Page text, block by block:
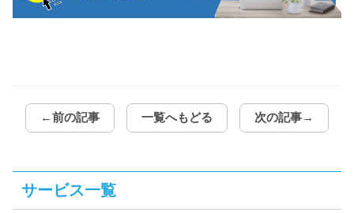
←前の記事 一覧へもどる 次の記事→
サービス一覧